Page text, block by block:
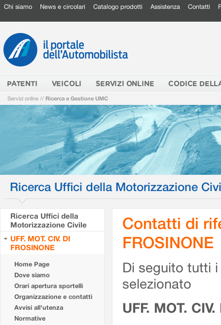
Chi siamo News e circolari Catalogo prodotti Assistenza Contatti
PATENTI VEICOLI SERVIZI ONLINE CODICE
Servizi online // Ricerca e Gestione UMC
Ricerca Uffici della Motorizzazione
Ricerca Uffici della
Motorizzazione Civile
UFF. MOT. CIV. DI
FROSINONE
Home Page
Dove siamo
Orari apertura sportelli
Organizzazione e contatti
Avvisi all'utenza
Normative
Contatti di
FROSINONE
Di seguito tutti
selezionato
UFF. MOT.